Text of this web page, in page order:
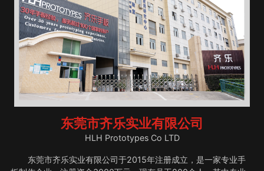
东莞市齐乐实业有限公司
HLH Prototypes Co LTD
东莞市齐乐实业有限公司于2015年注册成立，是一家专业手